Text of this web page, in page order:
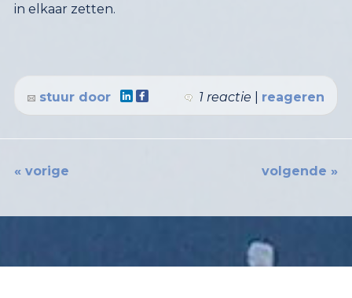
in elkaar zetten.
1 reactie reageren
stuur door
« vorige volgende »